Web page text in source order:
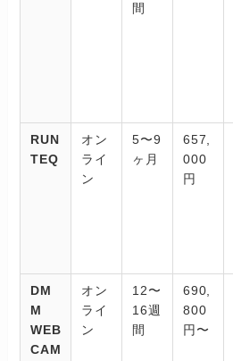
間
RUN
TEQ
オン
ライ
ン
5〜9
ヶ月
657,
000
円
DM
M
WEB
CAM
オン
ライ
ン
12〜
16週
間
690,
800
円〜